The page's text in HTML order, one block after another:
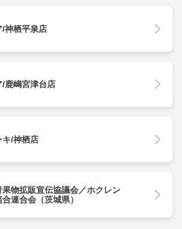
/神栖平泉店
/鹿嶋宮津台店
キ/神栖店
果物拡販宣伝協議会／ホクレン
連合会（茨城県）